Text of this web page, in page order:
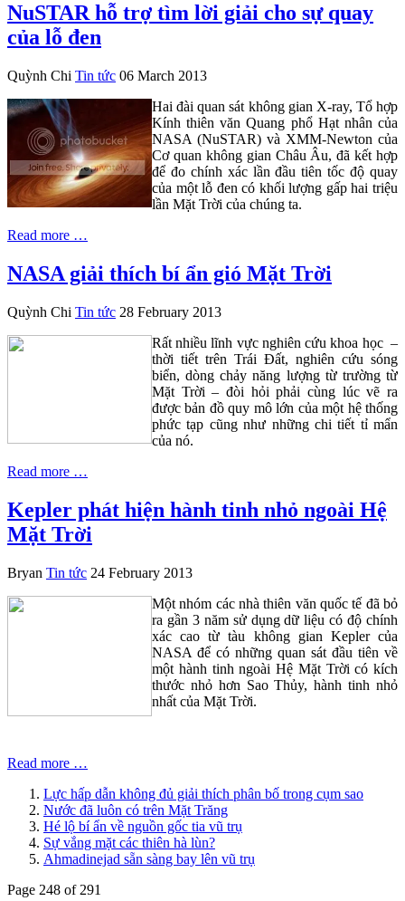
NuSTAR hỗ trợ tìm lời giải cho sự quay
của lỗ đen
Quỳnh Chi Tin tức 06 March 2013
Hai đài quan sát không gian X-ray, Tổ hợp
Kính thiên văn Quang phổ Hạt nhân của
NASA (NuSTAR) và XMM-Newton của
Cơ quan không gian Châu Âu, đã kết hợp
để đo chính xác lần đầu tiên tốc độ quay
của một lỗ đen có khối lượng gấp hai triệu
lần Mặt Trời của chúng ta.
Read more …
NASA giải thích bí ẩn gió Mặt Trời
Quỳnh Chi Tin tức 28 February 2013
Rất nhiều lĩnh vực nghiên cứu khoa học –
thời tiết trên Trái Đất, nghiên cứu sóng
biển, dòng chảy năng lượng từ trường từ
Mặt Trời – đòi hỏi phải cùng lúc vẽ ra
được bản đồ quy mô lớn của một hệ thống
phức tạp cũng như những chi tiết tỉ mẩn
của nó.
Read more …
Kepler phát hiện hành tinh nhỏ ngoài Hệ
Mặt Trời
Bryan Tin tức 24 February 2013
Một nhóm các nhà thiên văn quốc tế đã bỏ
ra gần 3 năm sử dụng dữ liệu có độ chính
xác cao từ tàu không gian Kepler của
NASA để có những quan sát đầu tiên về
một hành tinh ngoài Hệ Mặt Trời có kích
thước nhỏ hơn Sao Thủy, hành tinh nhỏ
nhất của Mặt Trời.
Read more …
Lực hấp dẫn không đủ giải thích phân bố trong cụm sao
Nước đã luôn có trên Mặt Trăng
Hé lộ bí ẩn về nguồn gốc tia vũ trụ
Sự vắng mặt các thiên hà lùn?
Ahmadinejad sẵn sàng bay lên vũ trụ
Page 248 of 291